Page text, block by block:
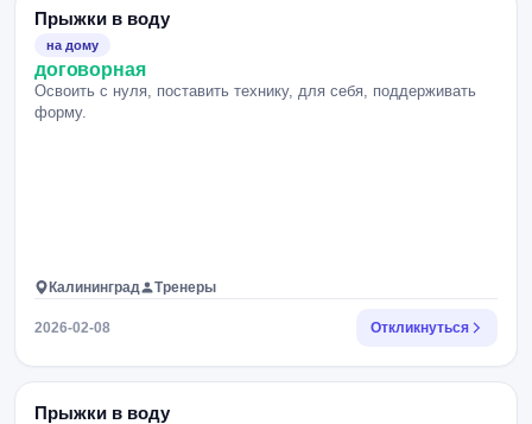
Прыжки в воду
на дому
договорная
Освоить с нуля, поставить технику, для себя, поддерживать
форму.
Калининград Тренеры
2026-02-08 Откликнуться
Прыжки в воду